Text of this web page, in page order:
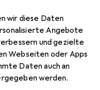
wir diese Daten
Angebote
und gezielte
Webseiten oder Apps
Daten auch an
werden.
Marke
Mehr von Erima